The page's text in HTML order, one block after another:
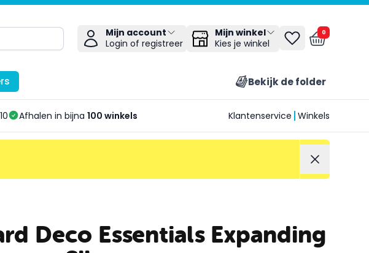
Mijn account
Login of registreer
Mijn winkel
Kies je winkel
0
Bekijk de folder
Afhalen in bijna 100 winkels Klantenservice Winkels
Deco Essentials Expanding